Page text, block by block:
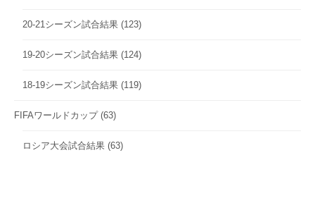
20-21シーズン試合結果 (123)
19-20シーズン試合結果 (124)
18-19シーズン試合結果 (119)
FIFAワールドカップ(63)
ロシア大会試合結果 (63)